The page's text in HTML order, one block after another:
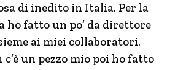
di inedito in Italia. Per la
ho fatto un po’ da direttore
ai miei collaboratori.
c’è un pezzo mio poi ho fatto